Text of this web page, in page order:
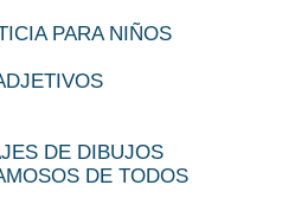
PARA NIÑOS
DE DIBUJOS
DE TODOS